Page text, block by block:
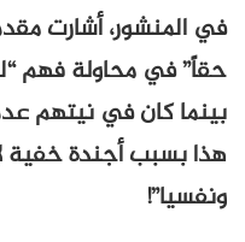
في المنشور، أشارت
حقاً” في محاولة فهم
بينما كان في نيتهم
هذا بسبب أجندة خفية
ونفسيا”!